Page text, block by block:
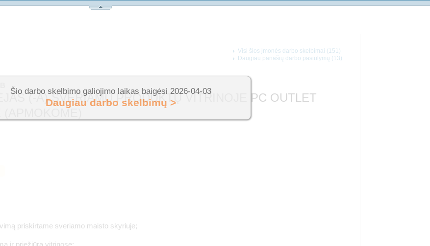
(-A) SVERIAMŲ PRODUKTŲ VITRINOJE PC OUTLET
priskirtame sveriamo maisto skyriuje;
Visi šios įmonės darbo skelbimai (151)
Daugiau panašių darbo pasiūlymų (13)
Šio darbo skelbimo galiojimo laikas baigėsi 2026-04-03
Daugiau darbo skelbimų >